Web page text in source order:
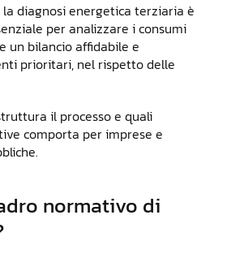
la diagnosi energetica terziaria è
per analizzare i consumi
un bilancio affidabile e
prioritari, nel rispetto delle
il processo e quali
comporta per imprese e
normativo di